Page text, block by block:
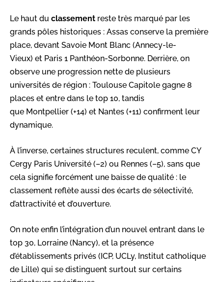
Le haut du classement reste très marqué par les
grands pôles historiques : Assas conserve la première
place, devant Savoie Mont Blanc (Annecy-le-
Vieux) et Paris 1 Panthéon-Sorbonne. Derrière, on
observe une progression nette de plusieurs
universités de région : Toulouse Capitole gagne 8
places et entre dans le top 10, tandis
que Montpellier (+14) et Nantes (+11) confirment leur
dynamique.
À l’inverse, certaines structures reculent, comme CY
Cergy Paris Université (–2) ou Rennes (–5), sans que
cela signifie forcément une baisse de qualité : le
classement reflète aussi des écarts de sélectivité,
d’attractivité et d’ouverture.
On note enfin l’intégration d’un nouvel entrant dans le
top 30, Lorraine (Nancy), et la présence
d’établissements privés (ICP, UCLy, Institut catholique
de Lille) qui se distinguent surtout sur certains